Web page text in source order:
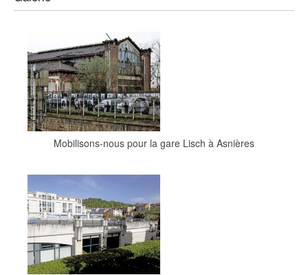
Mobilisons-nous pour la gare Lisch à Asnières